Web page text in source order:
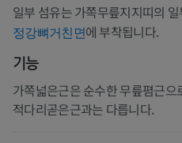
일부 섬유는 가쪽무릎지지띠의
정강뼈거친면에 부착됩니다.
기능
가쪽넓은근은 순수한 무릎폄근
적다리곧은근과는 다릅니다.